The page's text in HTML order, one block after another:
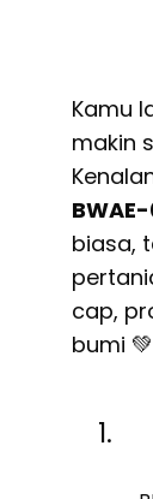
Kamu
makin
biasa,
cap,
bumi